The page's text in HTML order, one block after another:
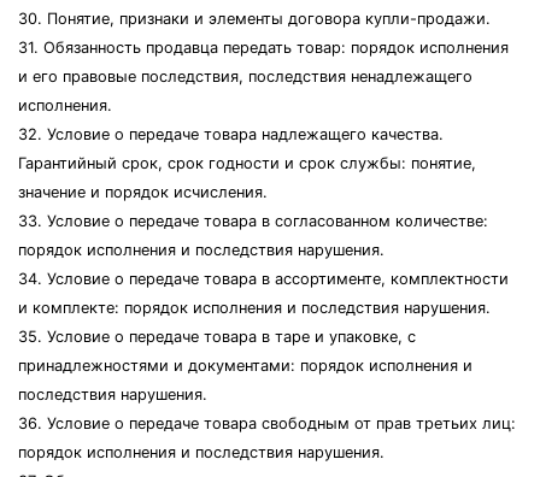
30. Понятие, признаки и элементы договора купли-продажи.
31. Обязанность продавца передать товар: порядок исполнения
и его правовые последствия, последствия ненадлежащего
исполнения.
32. Условие о передаче товара надлежащего качества.
Гарантийный срок, срок годности и срок службы: понятие,
значение и порядок исчисления.
33. Условие о передаче товара в согласованном количестве:
порядок исполнения и последствия нарушения.
34. Условие о передаче товара в ассортименте, комплектности
и комплекте: порядок исполнения и последствия нарушения.
35. Условие о передаче товара в таре и упаковке, с
принадлежностями и документами: порядок исполнения и
последствия нарушения.
36. Условие о передаче товара свободным от прав третьих лиц:
порядок исполнения и последствия нарушения.